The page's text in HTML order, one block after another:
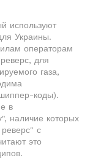
используют
Украины.
операторам
для
газа,
коды).
в
наличие которых
с
это